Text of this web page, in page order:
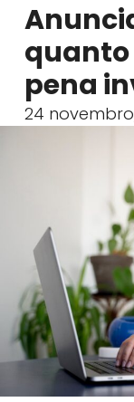
quanto
pena
24